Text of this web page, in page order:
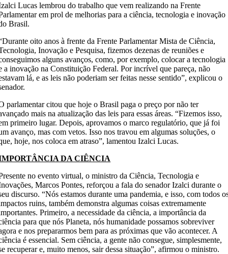
Lucas lembrou do trabalho que vem realizando na Frente
em prol de melhorias para a ciência, tecnologia e inovação
Brasil.
oito anos à frente da Frente Parlamentar Mista de Ciência,
Inovação e Pesquisa, fizemos dezenas de reuniões e
alguns avanços, como, por exemplo, colocar a tecnologia
a inovação na Constituição Federal. Por incrível que pareça, não
lá, e as leis não poderiam ser feitas nesse sentido”, explicou o
parlamentar citou que hoje o Brasil paga o preço por não ter
mais na atualização das leis para essas áreas. “Fizemos isso,
primeiro lugar. Depois, aprovamos o marco regulatório, que já foi
avanço, mas com vetos. Isso nos travou em algumas soluções, o
hoje, nos coloca em atraso”, lamentou Izalci Lucas.
DA CIÊNCIA
no evento virtual, o ministro da Ciência, Tecnologia e
Marcos Pontes, reforçou a fala do senador Izalci durante o
discurso. “Nós estamos durante uma pandemia, e isso, com todos
ruins, também demonstra algumas coisas extremamente
Primeiro, a necessidade da ciência, a importância da
para que nós Planeta, nós humanidade possamos sobreviver
e nos prepararmos bem para as próximas que vão acontecer. A
é essencial. Sem ciência, a gente não consegue, simplesmente,
recuperar e, muito menos, sair dessa situação”, afirmou o ministro.